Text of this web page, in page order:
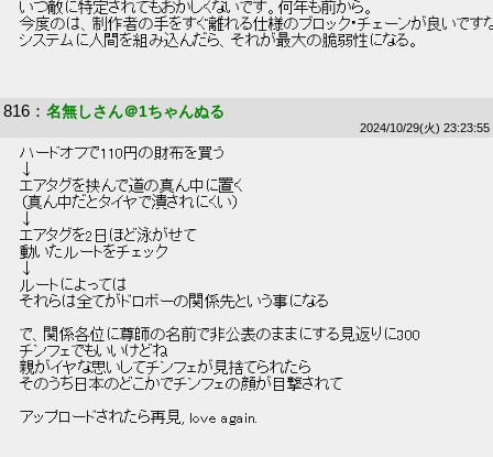
いつ敵に特定されてもおかしくないです。何年も前から。
今度のは、制作者の手をすぐ離れる仕様のブロック・チェーンが良いです
システムに人間を組み込んだら、それが最大の脆弱性になる。
816 ： 名無しさん＠1ちゃんぬる
2024/10/29(火) 23:23:55
ハードオフで110円の財布を買う
↓
エアタグを挟んで道の真ん中に置く
（真ん中だとタイヤで潰されにくい）
↓
エアタグを2日ほど泳がせて
動いたルートをチェック
↓
ルートによっては
それらは全てがドロボーの関係先という事になる
で、関係各位に尊師の名前で非公表のままにする見返りに300
チンフェでもいいけどね
親がイヤな思いしてチンフェが見捨てられたら
そのうち日本のどこかでチンフェの顔が目撃されて
アップロードされたら再見, love again.